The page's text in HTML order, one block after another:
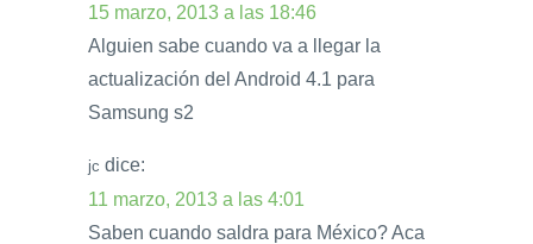
15 marzo, 2013 a las 18:46
Alguien sabe cuando va a llegar la
actualización del Android 4.1 para
Samsung s2
jc dice:
11 marzo, 2013 a las 4:01
Saben cuando saldra para México? Aca